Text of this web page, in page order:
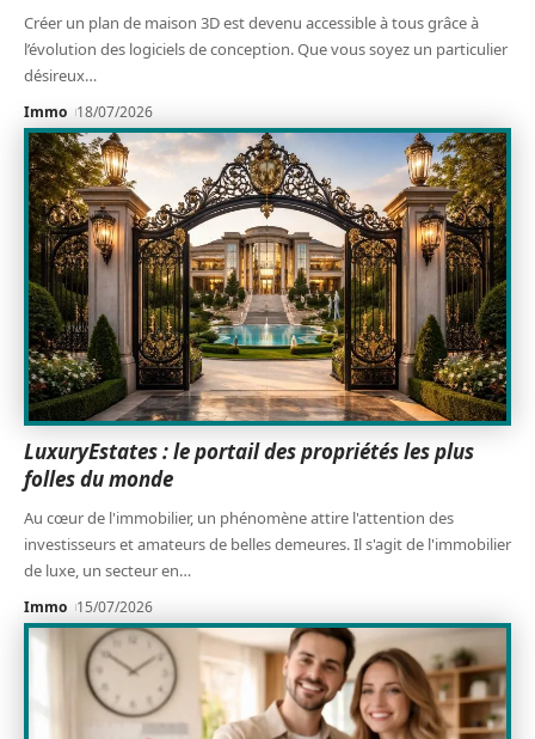
Créer un plan de maison 3D est devenu accessible à tous grâce à
l’évolution des logiciels de conception. Que vous soyez un particulier
désireux…
Immo 18/07/2026
LuxuryEstates : le portail des propriétés les plus
folles du monde
Au cœur de l'immobilier, un phénomène attire l'attention des
investisseurs et amateurs de belles demeures. Il s'agit de l'immobilier
de luxe, un secteur en…
Immo 15/07/2026